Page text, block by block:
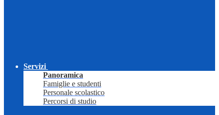
Servizi
Panoramica
Famiglie e studenti
Personale scolastico
Percorsi di studio